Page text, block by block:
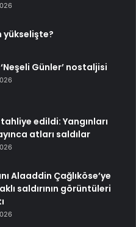
yükselişte?
Günler’ nostaljisi
edildi: Yangınları
atları saldılar
Alaaddin Çağlıköse’ye
saldırının görüntüleri